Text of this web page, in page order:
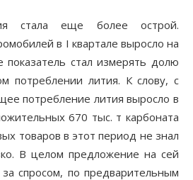
стала еще более острой.
в I квартале выросло на
стал измерять долю
потреблении лития. К слову, с
потребление лития выросло в
670 тыс. т карбоната
товаров в этот период не знал
В целом предложение на сей
спросом, по предварительным